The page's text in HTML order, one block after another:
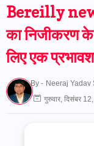
Bereilly
का निजीकरण
लिए एक
By - Neeraj Yadav
गुरुवार, दिसंबर